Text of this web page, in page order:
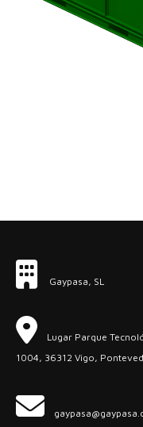
Gaypasa, SL
Lugar Parque
1004, 36312 Vigo,